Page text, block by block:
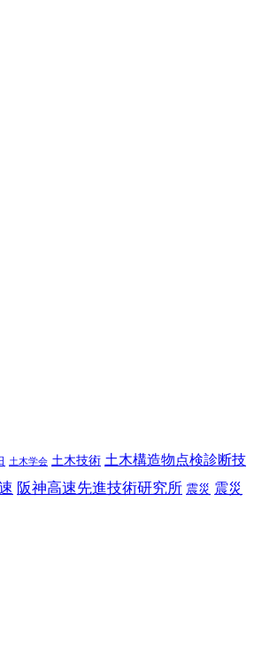
土木学会 土木技術 土木構造物点検診断技
阪神高速先進技術研究所 震災 震災